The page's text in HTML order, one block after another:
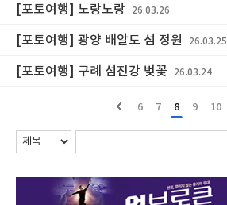
[포토여행] 노랑노랑 26.03.26
[포토여행] 광양 배알도 섬 정원 26.03.25
[포토여행] 구례 섬진강 벚꽃 26.03.24
6 7 8 9 10